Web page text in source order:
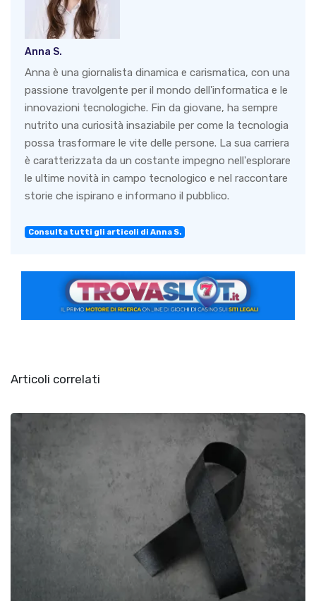
Anna S.
Anna è una giornalista dinamica e carismatica, con una
passione travolgente per il mondo dell'informatica e le
innovazioni tecnologiche. Fin da giovane, ha sempre
nutrito una curiosità insaziabile per come la tecnologia
possa trasformare le vite delle persone. La sua carriera
è caratterizzata da un costante impegno nell'esplorare
le ultime novità in campo tecnologico e nel raccontare
storie che ispirano e informano il pubblico.
Consulta tutti gli articoli di Anna S.
Articoli correlati